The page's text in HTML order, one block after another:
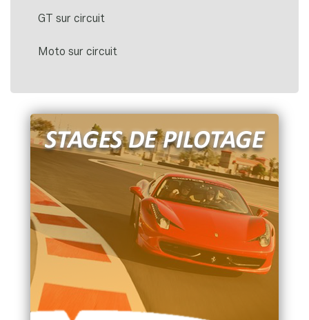
GT sur circuit
Moto sur circuit